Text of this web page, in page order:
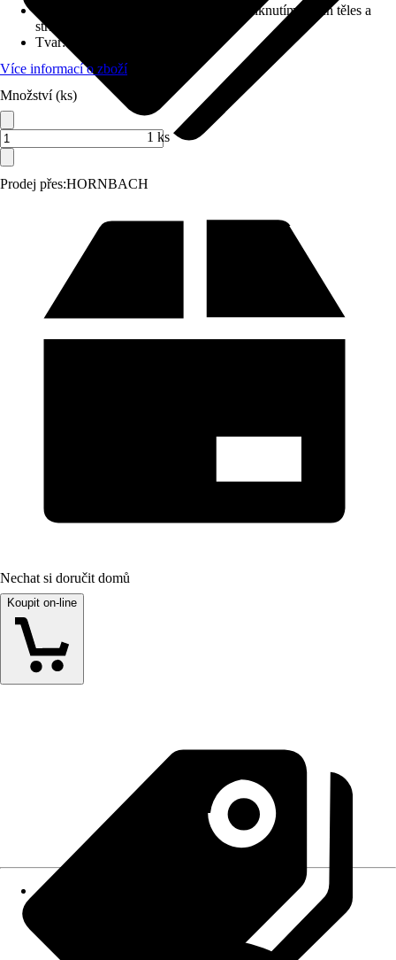
Prodej přes:HORNBACH
IP 44 (chráněno před vniknutím cizích těles a
stříkající vody)
Tvar:
Více informací o zboží
Množství (ks)
1 ks
Nechat si doručit domů
Koupit on-line